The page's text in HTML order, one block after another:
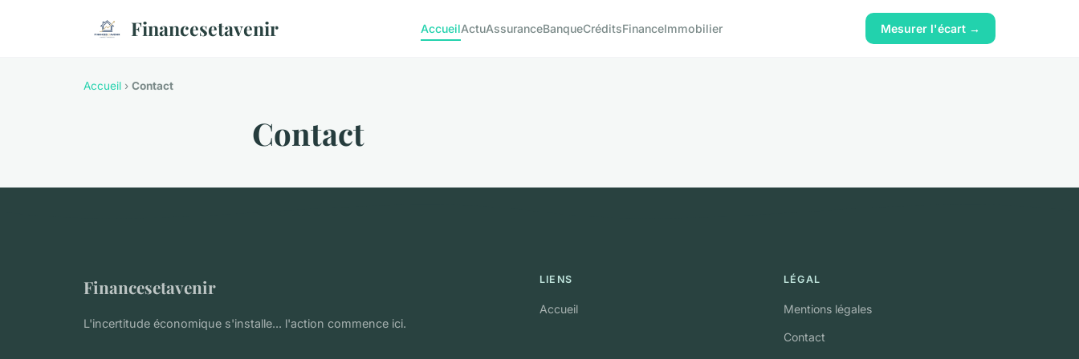
Financesetavenir AccueilActuAssuranceBanqueCréditsFinanceImmobilier Mesurer l'écart →
Accueil › Contact
Contact
Financesetavenir
L'incertitude économique s'installe... l'action commence ici.
LIENS
Accueil
LÉGAL
Mentions légales
Contact